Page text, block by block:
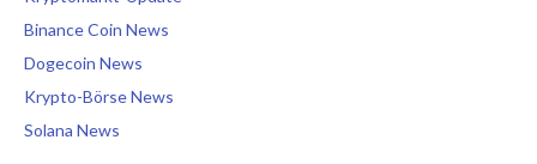
Binance Coin News
Dogecoin News
Krypto-Börse News
Solana News